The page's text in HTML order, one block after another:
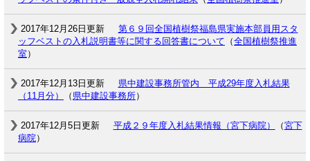
2017年12月26日更新
第６９回全国植樹祭福島県実施本部員用スタ
ッフベストの入札説明書等に関する回答書について （全国植樹祭推進
室 ）
2017年12月13日更新
県中建設事務所管内 平成29年度入札結果
（11月分）
（ 県中建設事務所）
2017年12月5日更新 平成２９年度入札結果情報（宮下病院） （宮下
病院）